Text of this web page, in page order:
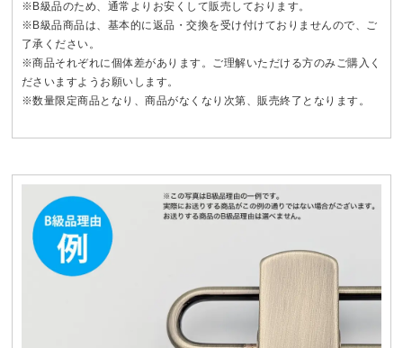
※B級品のため、通常よりお安くして販売しております。
※B級品商品は、基本的に返品・交換を受け付けておりませんので、ご
了承ください。
※商品それぞれに個体差があります。ご理解いただける方のみご購入く
ださいますようお願いします。
※数量限定商品となり、商品がなくなり次第、販売終了となります。